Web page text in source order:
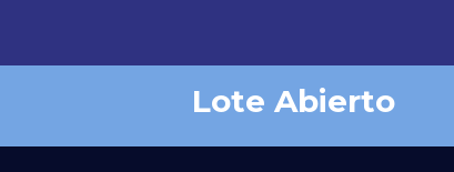
Lote Abierto